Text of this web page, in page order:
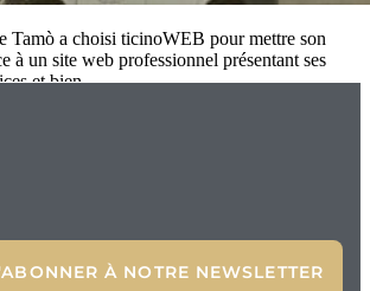
Tamò a choisi ticinoWEB pour mettre son
à un site web professionnel présentant ses
et bien
À NOTRE NEWSLETTER